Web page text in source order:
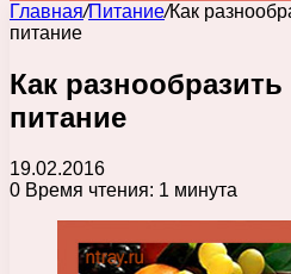
Главная/Питание/Как
питание
Как разнообразить
питание
19.02.2016
0 Время чтения: 1 минута